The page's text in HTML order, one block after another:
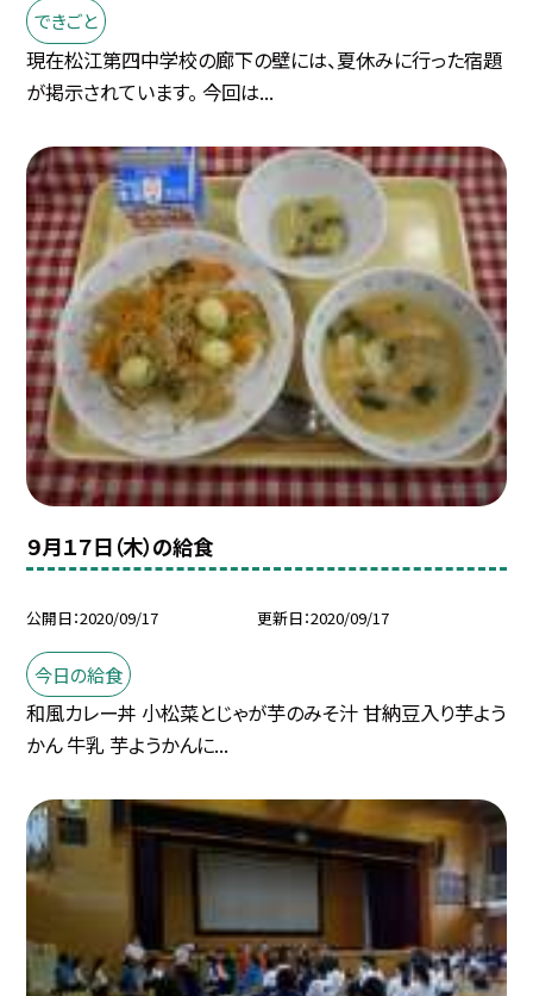
できごと
現在松江第四中学校の廊下の壁には、夏休みに行った宿題
が掲示されています。 今回は...
９月１７日（木）の給食
公開日 2020/09/17 更新日 2020/09/17
今日の給食
和風カレー丼 小松菜とじゃが芋のみそ汁 甘納豆入り芋よう
かん 牛乳 芋ようかんに...